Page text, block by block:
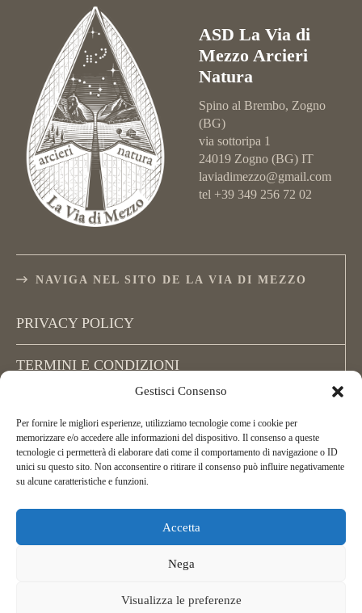
Gestisci Consenso
Per fornire le migliori esperienze, utilizziamo tecnologie come i cookie per
memorizzare e/o accedere alle informazioni del dispositivo. Il consenso a queste
tecnologie ci permetterà di elaborare dati come il comportamento di navigazione o ID
unici su questo sito. Non acconsentire o ritirare il consenso può influire negativamente
su alcune caratteristiche e funzioni.
Accetta
Nega
Visualizza le preferenze
ASD La Via di
Mezzo Arcieri
Natura
Spino al Brembo, Zogno
(BG)
via sottoripa 1
24019 Zogno (BG) IT
laviadimezzo@gmail.com
tel +39 349 256 72 02
NAVIGA NEL SITO DE LA VIA DI MEZZO
PRIVACY POLICY
TERMINI E CONDIZIONI
Copyright La Via di Mezzo, All Rights Reserved.